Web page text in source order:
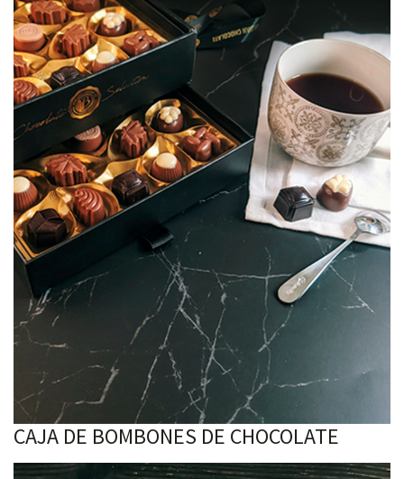
CAJA DE BOMBONES DE CHOCOLATE